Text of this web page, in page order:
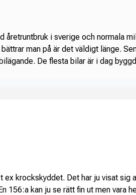
åretruntbruk i sverige och normala
man på är det väldigt länge.
De flesta bilar är i dag
krockskyddet. Det har ju visat sig
156:a kan ju se rätt fin ut men vara